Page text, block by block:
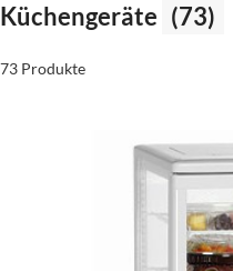
Küchengeräte (73)
73 Produkte